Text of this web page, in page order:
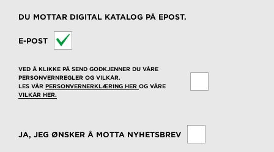
DU MOTTAR DIGITAL KATALOG PÅ EPOST.
E-POST
VED Å KLIKKE PÅ SEND GODKJENNER DU VÅRE
PERSONVERNREGLER OG VILKÅR.
LES VÅR PERSONVERNERKLÆRING HER OG VÅRE
VILKÅR HER.
JA, JEG ØNSKER Å MOTTA NYHETSBREV